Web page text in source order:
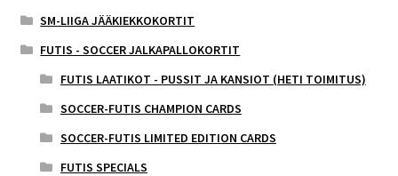
SM-LIIGA JÄÄKIEKKOKORTIT
FUTIS - SOCCER JALKAPALLOKORTIT
FUTIS LAATIKOT - PUSSIT JA KANSIOT (HETI TOIMITUS)
SOCCER-FUTIS CHAMPION CARDS
SOCCER-FUTIS LIMITED EDITION CARDS
FUTIS SPECIALS